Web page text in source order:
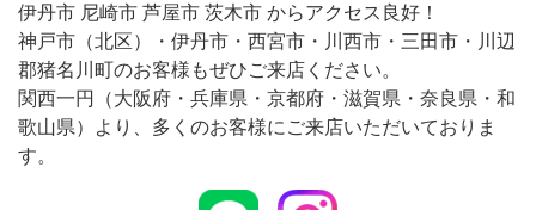
伊丹市 尼崎市 芦屋市 茨木市 からアクセス良好！
神戸市（北区）・伊丹市・西宮市・川西市・三田市・川辺
郡猪名川町のお客様もぜひご来店ください。
関西一円（大阪府・兵庫県・京都府・滋賀県・奈良県・和
歌山県）より、多くのお客様にご来店いただいておりま
す。